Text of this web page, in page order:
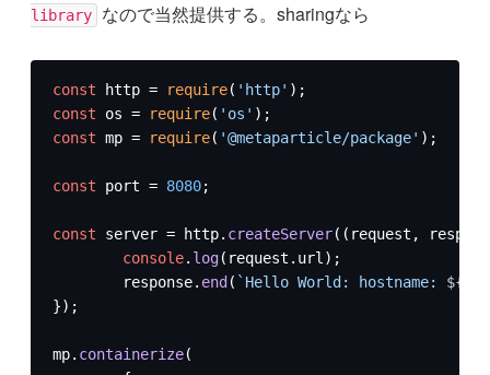
library
なので当然提供する。sharingなら
const http = require( 'http'
const os = require( 'os'
const mp = require( '@metaparticle/package' );
const port = 8080;
const server = http. createServer( ( request,
console. log(request. url );
	response.
end ( `Hello World: hostname:
});
mp. containerize(